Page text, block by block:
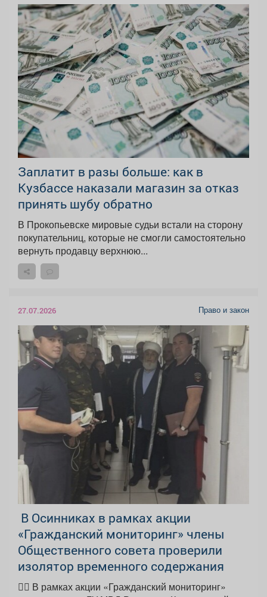
Заплатит в разы больше: как в
Кузбассе наказали магазин за отказ
принять шубу обратно
В Прокопьевске мировые судьи встали на сторону
покупательниц, которые не смогли самостоятельно
вернуть продавцу верхнюю...
27.07.2026 Право и закон
️ В Осинниках в рамках акции
«Гражданский мониторинг» члены
Общественного совета проверили
изолятор временного содержания
👮‍♂️ В рамках акции «Гражданский мониторинг»